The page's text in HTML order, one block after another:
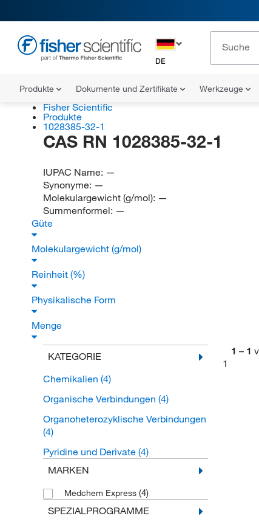
DE
Produkte Dokumente und Zertifikate Werkzeuge
Fisher Scientific
Produkte
1028385-32-1
CAS RN 1028385-32-1
IUPAC Name: —
Synonyme: —
Molekulargewicht (g/mol): —
Summenformel: —
Güte
Molekulargewicht (g/mol)
Reinheit (%)
Physikalische Form
Menge
KATEGORIE
Chemikalien (4)
Organische Verbindungen (4)
Organoheterozyklische Verbindungen
(4)
Pyridine und Derivate (4)
MARKEN
Medchem Express (4)
SPEZIALPROGRAMME
1 – 1
1